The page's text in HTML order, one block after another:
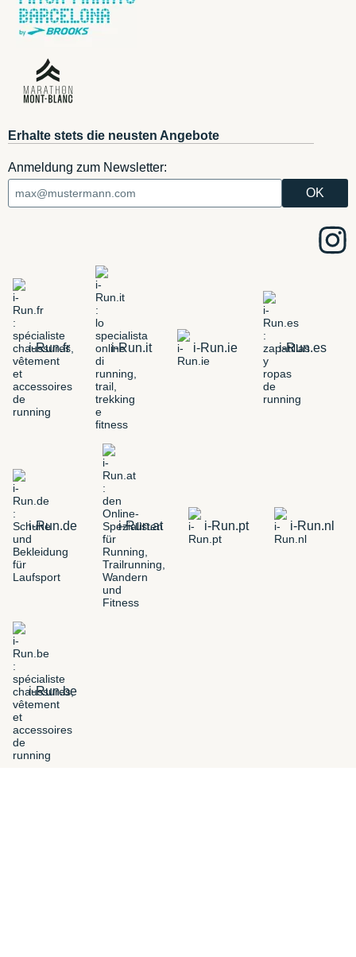
Erhalte stets die neusten Angebote
Anmeldung zum Newsletter:
i-Run.fr i-Run.it i-Run.ie i-Run.es
i-Run.de i-Run.at i-Run.pt i-Run.nl
i-Run.be